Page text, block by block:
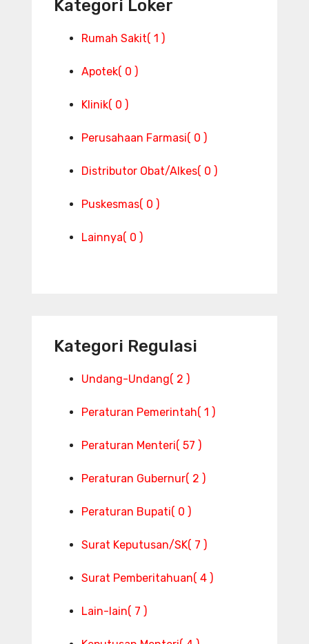
Kategori Loker
Rumah Sakit( 1 )
Apotek( 0 )
Klinik( 0 )
Perusahaan Farmasi( 0 )
Distributor Obat/Alkes( 0 )
Puskesmas( 0 )
Lainnya( 0 )
Kategori Regulasi
Undang-Undang( 2 )
Peraturan Pemerintah( 1 )
Peraturan Menteri( 57 )
Peraturan Gubernur( 2 )
Peraturan Bupati( 0 )
Surat Keputusan/SK( 7 )
Surat Pemberitahuan( 4 )
Lain-lain( 7 )